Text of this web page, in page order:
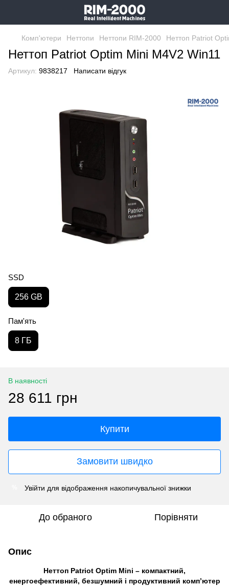
Комп'ютери Неттопи Неттопи RIM-2000 Неттоп Patriot
Неттоп Patriot Optim Mini M4V2 Win11
Артикул: 9838217 Написати відгук
SSD
256 GB
Пам'ять
8 ГБ
В наявності
28 611 грн
Купити
Замовити швидко
Увійти для відображення накопичувальної знижки
До обраного Порівняти
Опис
Неттоп Patriot Optim Mini – компактний,
енергоефективний, безшумний і продуктивний комп’ютер